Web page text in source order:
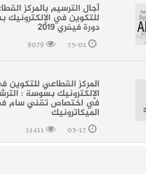
آجال الترسيم بالمركز
للتكوين في
دورة فيفري 2019
25-01
9079
المركز القطاعي للتكوين
الإلكترونيك بسوسة :
في اختصاص تقني سام
الميكاترونيك
03-12
11411